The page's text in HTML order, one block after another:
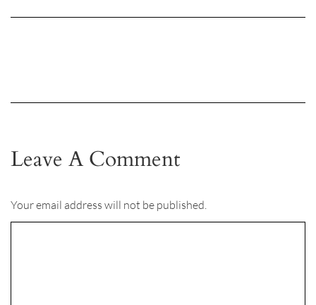
Leave A Comment
Your email address will not be published.